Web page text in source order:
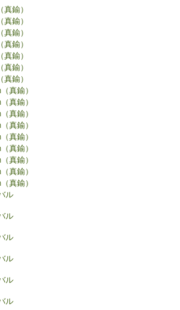
鍮）
鍮）
鍮）
鍮）
鍮）
鍮）
鍮）
真鍮）
真鍮）
真鍮）
真鍮）
真鍮）
真鍮）
真鍮）
真鍮）
真鍮）
ル
ル
ル
ル
ル
ル